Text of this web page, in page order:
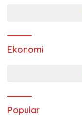
Ekonomi
Popular